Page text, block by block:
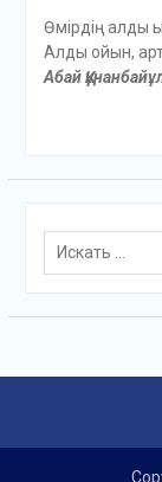
Өмірдің алды
Алды ойын,
Абай
Поиск
для: